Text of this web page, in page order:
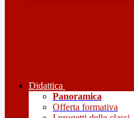
Didattica
Panoramica
Offerta formativa